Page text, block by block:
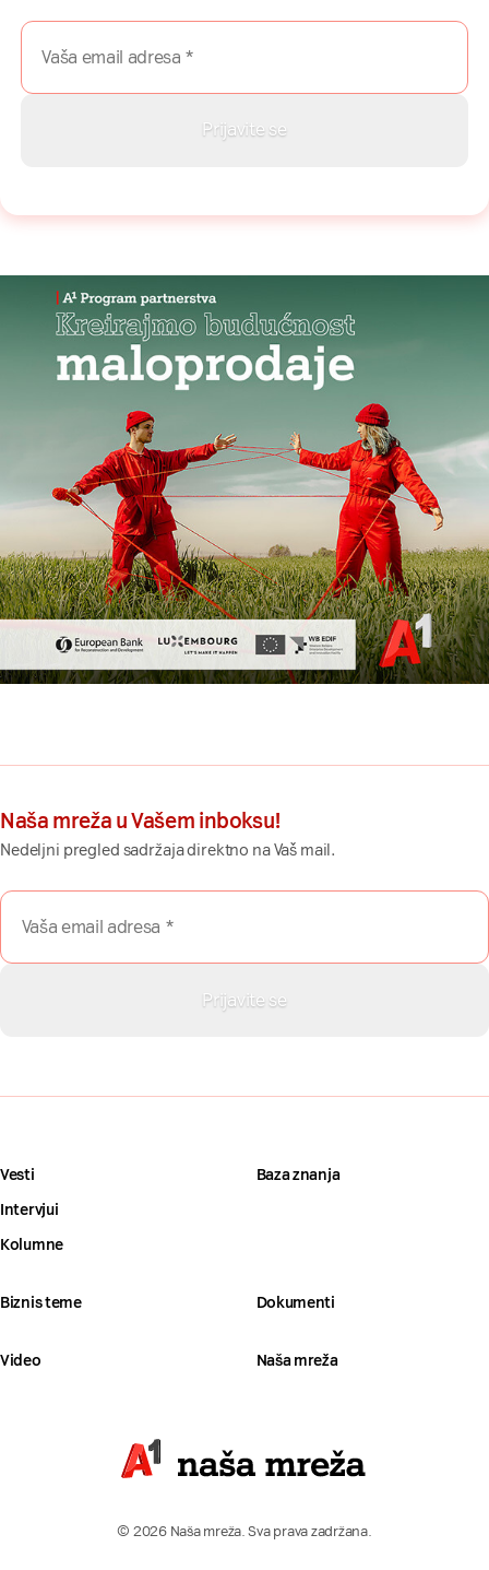
Naša mreža u Vašem inboksu!
Nedeljni pregled sadržaja direktno na Vaš mail.
Vesti
Intervjui
Kolumne
Baza znanja
Biznis teme Dokumenti
Video Naša mreža
© 2026 Naša mreža. Sva prava zadržana.